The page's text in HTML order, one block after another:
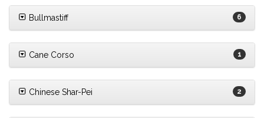
Bullmastiff 6
Cane Corso 1
Chinese Shar-Pei 2